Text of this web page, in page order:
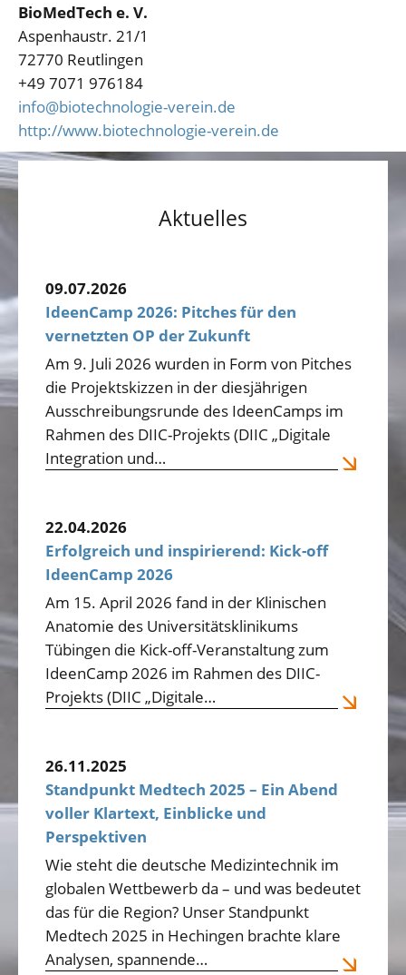
BioMedTech e. V.
Aspenhaustr. 21/1
72770 Reutlingen
+49 7071 976184
info@biotechnologie-verein.de
http://www.biotechnologie-verein.de
Aktuelles
09.07.2026
IdeenCamp 2026: Pitches für den
vernetzten OP der Zukunft
Am 9. Juli 2026 wurden in Form von Pitches
die Projektskizzen in der diesjährigen
Ausschreibungsrunde des IdeenCamps im
Rahmen des DIIC-Projekts (DIIC „Digitale
Integration und…
22.04.2026
Erfolgreich und inspirierend: Kick-off
IdeenCamp 2026
Am 15. April 2026 fand in der Klinischen
Anatomie des Universitätsklinikums
Tübingen die Kick-off-Veranstaltung zum
IdeenCamp 2026 im Rahmen des DIIC-
Projekts (DIIC „Digitale…
26.11.2025
Standpunkt Medtech 2025 – Ein Abend
voller Klartext, Einblicke und
Perspektiven
Wie steht die deutsche Medizintechnik im
globalen Wettbewerb da – und was bedeutet
das für die Region? Unser Standpunkt
Medtech 2025 in Hechingen brachte klare
Analysen, spannende…